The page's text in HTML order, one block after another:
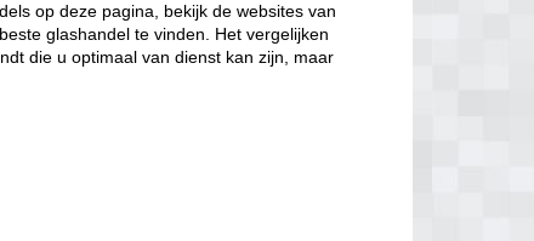
op deze pagina, bekijk de websites van
glashandel te vinden. Het vergelijken
die u optimaal van dienst kan zijn, maar